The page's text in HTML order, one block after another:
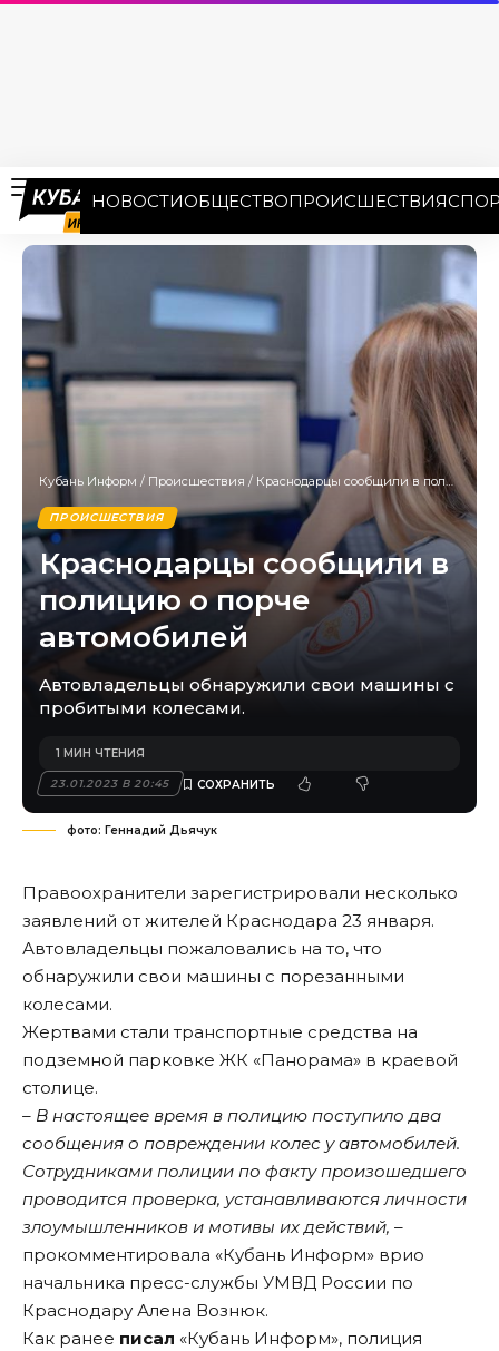
НОВОСТИОБЩЕСТВОПРОИСШЕСТВИЯ
Кубань Информ / Происшествия / Краснодарцы сообщили в полицию о порче автомобилей
ПРОИСШЕСТВИЯ
Краснодарцы сообщили в
полицию о порче
автомобилей
Автовладельцы обнаружили свои машины с
пробитыми колесами.
23.01.2023 В 20:45
1 МИН ЧТЕНИЯ
фото: Геннадий Дьячук
Правоохранители зарегистрировали несколько
заявлений от жителей Краснодара 23 января.
Автовладельцы пожаловались на то, что
обнаружили свои машины с порезанными
колесами.
Жертвами стали транспортные средства на
подземной парковке ЖК «Панорама» в краевой
столице.
– В настоящее время в полицию поступило два
сообщения о повреждении колес у автомобилей.
Сотрудниками полиции по факту произошедшего
проводится проверка, устанавливаются личности
злоумышленников и мотивы их действий, –
прокомментировала «Кубань Информ» врио
начальника пресс-службы УМВД России по
Краснодару Алена Вознюк.
Как ранее писал «Кубань Информ», полиция